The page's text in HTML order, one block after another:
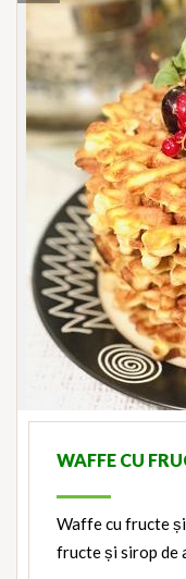
WAFFE CU
Waffe cu fructe
fructe și sirop de